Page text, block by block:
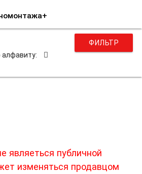
ФИЛЬТР
алфавиту:
являеться публичной
изменяться продавцом